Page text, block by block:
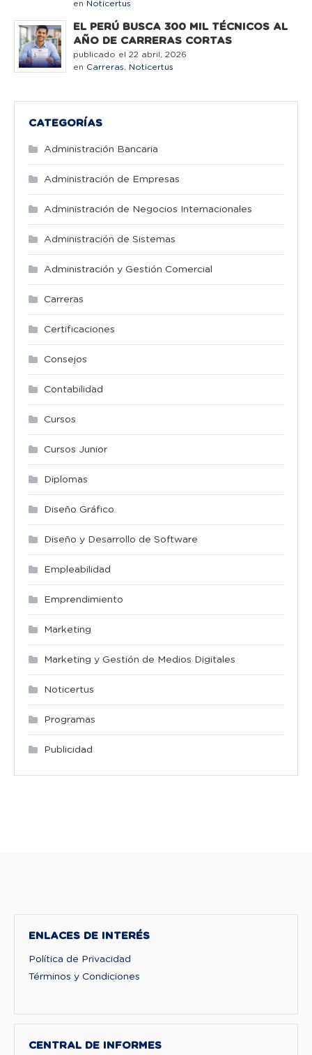
en Noticertus
EL PERÚ BUSCA 300 MIL TÉCNICOS AL
AÑO DE CARRERAS CORTAS
publicado el 22 abril, 2026
en Carreras, Noticertus
CATEGORÍAS
Administración Bancaria
Administración de Empresas
Administración de Negocios Internacionales
Administración de Sistemas
Administración y Gestión Comercial
Carreras
Certificaciones
Consejos
Contabilidad
Cursos
Cursos Junior
Diplomas
Diseño Gráfico
Diseño y Desarrollo de Software
Empleabilidad
Emprendimiento
Marketing
Marketing y Gestión de Medios Digitales
Noticertus
Programas
Publicidad
ENLACES DE INTERÉS
Política de Privacidad
Términos y Condiciones
CENTRAL DE INFORMES